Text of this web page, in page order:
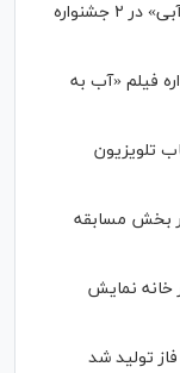
نامزدی بهترین فیلم و بازیگری «دوچرخه آبی» در ۲ جشنواره
فیلم «آب به
تلویزیون
بخش مسابقه
خانه نمایش
تولید شد